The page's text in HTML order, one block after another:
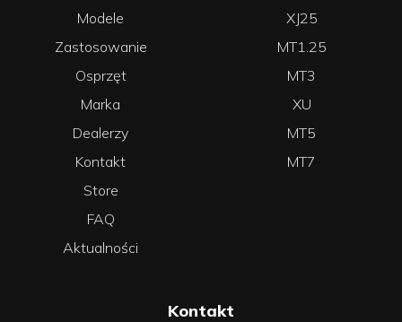
Modele
Zastosowanie
Osprzęt
Marka
Dealerzy
Kontakt
Store
FAQ
Aktualności
XJ25
MT1.25
MT3
XU
MT5
MT7
Kontakt